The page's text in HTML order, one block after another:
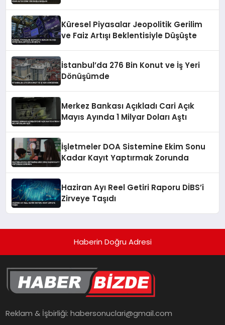
Küresel Piyasalar Jeopolitik Gerilim
ve Faiz Artışı Beklentisiyle Düşüşte
İstanbul’da 276 Bin Konut ve İş Yeri
Dönüşümde
Merkez Bankası Açıkladı Cari Açık
Mayıs Ayında 1 Milyar Doları Aştı
İşletmeler DOA Sistemine Ekim Sonu
Kadar Kayıt Yaptırmak Zorunda
Haziran Ayı Reel Getiri Raporu DİBS’i
Zirveye Taşıdı
Haberin Doğru Adresi
Reklam & İşbirliği:habersonuclari@gmail.com